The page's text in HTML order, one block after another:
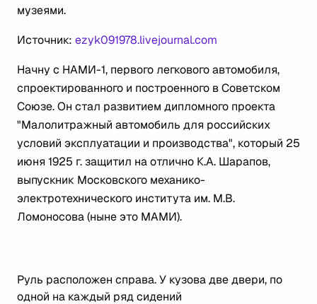
музеями.
Источник: ezyk091978.livejournal.com
Начну с НАМИ-1, первого легкового автомобиля,
спроектированного и построенного в Советском
Союзе. Он стал развитием дипломного проекта
"Малолитражный автомобиль для российских
условий эксплуатации и производства", который 25
июня 1925 г. защитил на отлично К.А. Шарапов,
выпускник Московского механико-
электротехнического института им. М.В.
Ломоносова (ныне это МАМИ).
Руль расположен справа. У кузова две двери, по
одной на каждый ряд сидений